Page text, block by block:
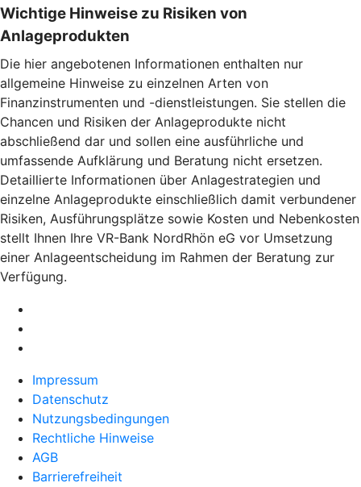
Wichtige Hinweise zu Risiken von
Anlageprodukten
Die hier angebotenen Informationen enthalten nur
allgemeine Hinweise zu einzelnen Arten von
Finanzinstrumenten und -dienstleistungen. Sie stellen die
Chancen und Risiken der Anlageprodukte nicht
abschließend dar und sollen eine ausführliche und
umfassende Aufklärung und Beratung nicht ersetzen.
Detaillierte Informationen über Anlagestrategien und
einzelne Anlageprodukte einschließlich damit verbundener
Risiken, Ausführungsplätze sowie Kosten und Nebenkosten
stellt Ihnen Ihre VR-Bank NordRhön eG vor Umsetzung
einer Anlageentscheidung im Rahmen der Beratung zur
Verfügung.
Impressum
Datenschutz
Nutzungsbedingungen
Rechtliche Hinweise
AGB
Barrierefreiheit